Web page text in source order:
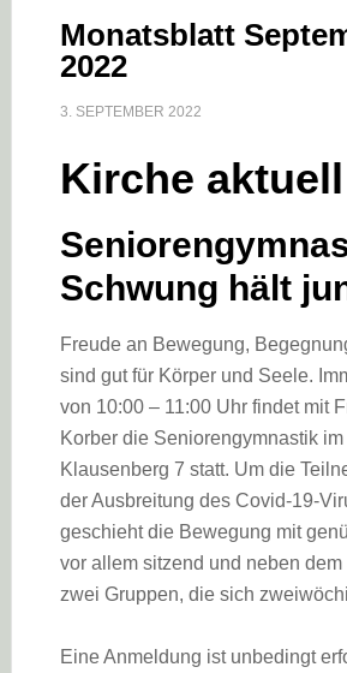
Monatsblatt
2022
3. SEPTEMBER 2022
Kirche aktuell
Schwung hält
Freude an Bewegung,
sind gut für Körper und Seele.
von 10:00 – 11:00 Uhr findet mit
Korber die Seniorengymnastik
Klausenberg 7 statt. Um die
der Ausbreitung des Covid-19-
geschieht die Bewegung mit
vor allem sitzend und neben
zwei Gruppen, die sich
Eine Anmeldung ist unbedingt